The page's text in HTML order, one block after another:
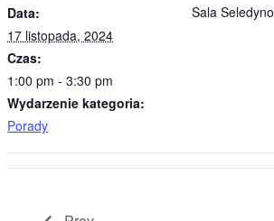
Data:
17 listopada, 2024
Czas:
1:00 pm - 3:30 pm
Wydarzenie kategoria:
Porady
Sala